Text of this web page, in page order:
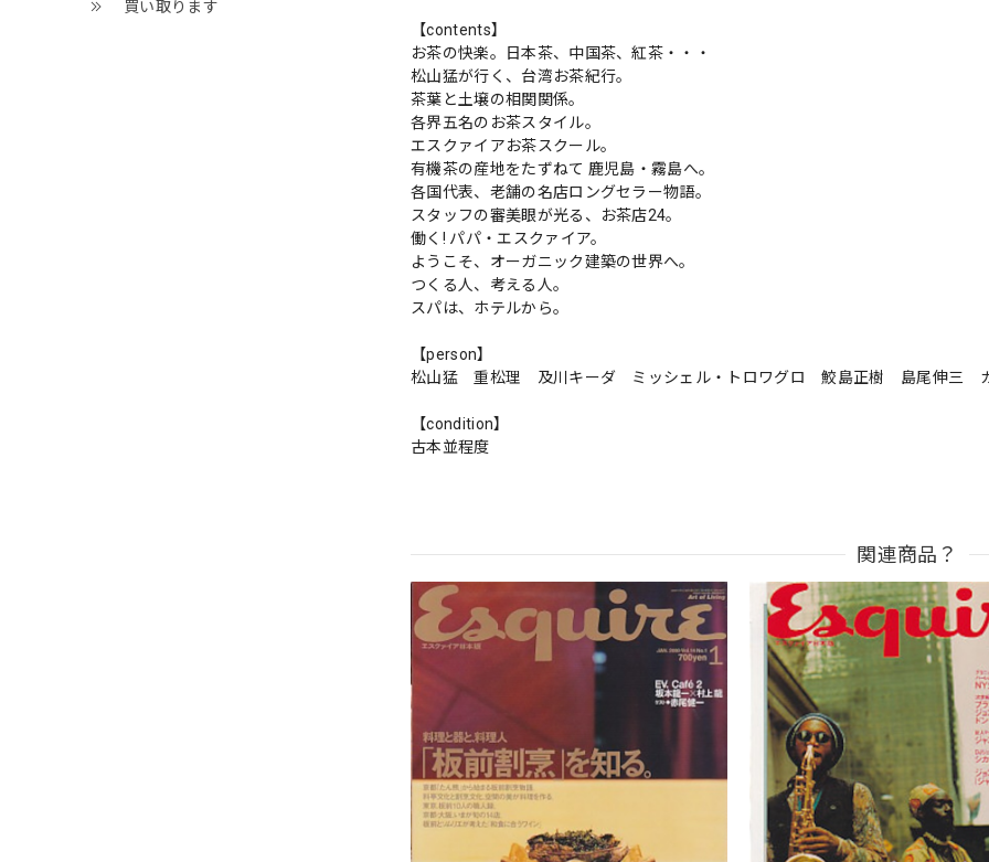
買い取ります
【contents】
お茶の快楽。日本茶、中国茶、紅茶・・・
松山猛が行く、台湾お茶紀行。
茶葉と土壌の相関関係。
各界五名のお茶スタイル。
エスクァイアお茶スクール。
有機茶の産地をたずねて 鹿児島・霧島へ。
各国代表、老舗の名店ロングセラー物語。
スタッフの審美眼が光る、お茶店24。
働く! パパ・エスクァイア。
ようこそ、オーガニック建築の世界へ。
つくる人、考える人。
スパは、ホテルから。
【person】
松山猛 重松理 及川キーダ ミッシェル・トロワグロ 鮫島正樹 島尾伸三 カ
【condition】
古本並程度
関連商品？